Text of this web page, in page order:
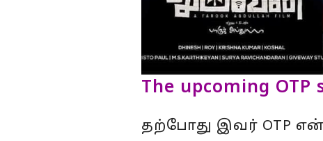
The upcoming
தற்போது இவர் OTP